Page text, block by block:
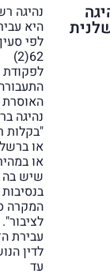
נהיגה
היא
לפי
62(2)
לפקודת
האוסרת
נהיגה
"בקלות
או
או
שיש בה
בנסיבות
המקרה
לציבור".
עבירת
לדין
עד